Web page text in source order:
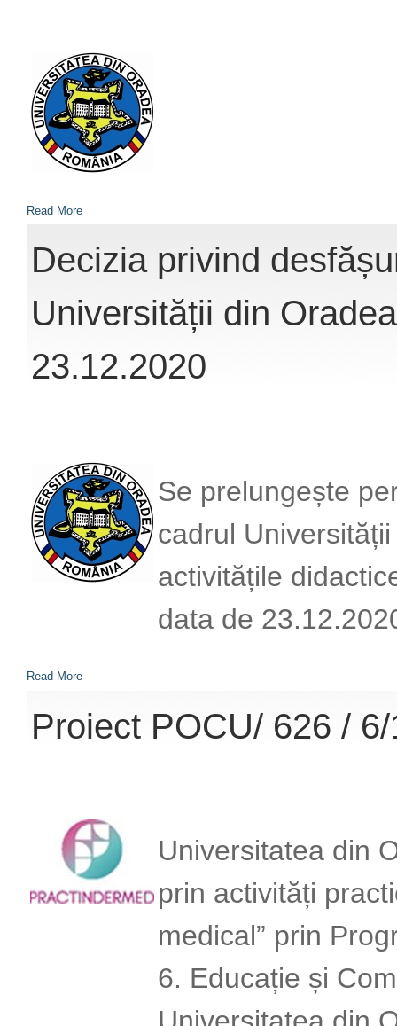
Read More
Decizia privind
Universității din
23.12.2020
Se prelungește
cadrul
activitățile
data de
Read More
Proiect POCU/ 626 /
Universitatea din
prin activități
medical” prin
6. Educație și